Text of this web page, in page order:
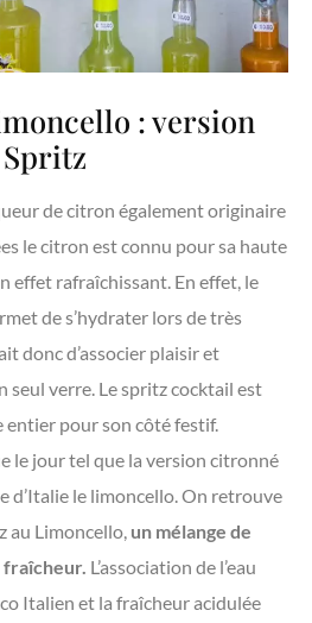
: version
de citron également originaire
le citron est connu pour sa haute
effet rafraîchissant. En effet, le
de s’hydrater lors de très
donc d’associer plaisir et
seul verre. Le spritz cocktail est
entier pour son côté festif.
le jour tel que la version citronné
d’Italie le limoncello. On retrouve
au Limoncello, un mélange de
fraîcheur. L’association de l’eau
Italien et la fraîcheur acidulée